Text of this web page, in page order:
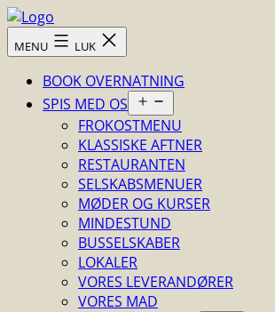
Fortsæt
til
indhold
Skovsgård
Hotel
MENU LUK
BOOK OVERNATNING
SPIS MED OS
menu
FROKOSTMENU
KLASSISKE AFTNER
RESTAURANTEN
SELSKABSMENUER
MØDER OG KURSER
MINDESTUND
BUSSELSKABER
LOKALER
VORES LEVERANDØRER
VORES MAD